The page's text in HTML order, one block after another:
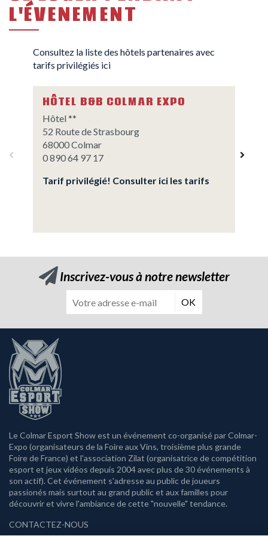
L'ÉVENEMENT
Consultez la liste des hôtels partenaires avec
tarifs privilégiés ici
COMFORT HÔTEL
Hôtel ***
2C, rue Timken
68000 COLMAR
03 89 30 06 00
www.comfort-colmar.com
Inscrivez-vous à notre newsletter
OK
Le Colmar Esport Show est un événement co-organisé par Colmar-
Expo (organisateurs de la Foire aux Vins, troisième plus grande
Foire de France) et l'association Zilat (organisatrice de compétition
esport et jeux vidéos depuis 2004 avec plus de 30 événements à
son actif). Cet événement s'adresse au public de joueurs
passionés mais surtout au grand public et aux familles pour
découvrir et vivre l'ambiance de cette "nouvelle" tendance.
CONTACTEZ-NOUS